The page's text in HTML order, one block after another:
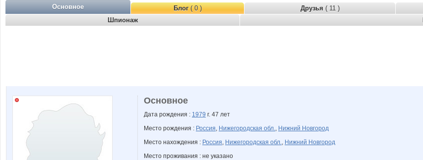
Основное Блог( 0 ) Друзья ( 11 )
Шпионаж
Основное
Дата рождения : 1979 г. 47 лет
Место рождения : Россия, Нижегородская обл., Нижний Новгород
Место нахождения : Россия, Нижегородская обл., Нижний Новгород
Место проживания : не указано